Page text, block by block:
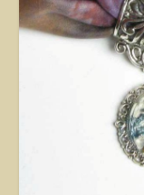
ékszereket gondosan
felhasználásával
pozitív hatásával
alkalmazok, hogy a
csak drót
meg Önnek.) Ha
kategóriában
ajándék ötletek miatt
kézimunkával készült